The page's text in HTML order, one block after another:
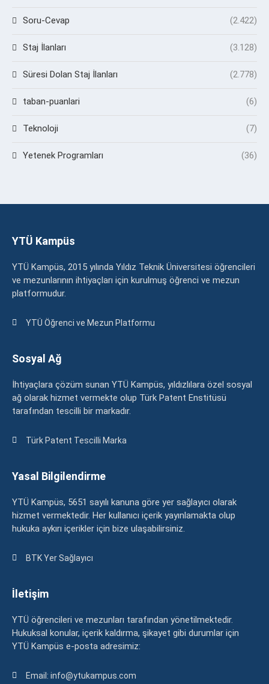
Soru-Cevap (2.422)
Staj İlanları (3.128)
Süresi Dolan Staj İlanları (2.778)
taban-puanlari (6)
Teknoloji (7)
Yetenek Programları (36)
YTÜ Kampüs
YTÜ Kampüs, 2015 yılında Yıldız Teknik Üniversitesi öğrencileri
ve mezunlarının ihtiyaçları için kurulmuş öğrenci ve mezun
platformudur.
YTÜ Öğrenci ve Mezun Platformu
Sosyal Ağ
İhtiyaçlara çözüm sunan YTÜ Kampüs, yıldızlılara özel sosyal
ağ olarak hizmet vermekte olup Türk Patent Enstitüsü
tarafından tescilli bir markadır.
Türk Patent Tescilli Marka
Yasal Bilgilendirme
YTÜ Kampüs, 5651 sayılı kanuna göre yer sağlayıcı olarak
hizmet vermektedir. Her kullanıcı içerik yayınlamakta olup
hukuka aykırı içerikler için bize ulaşabilirsiniz.
BTK Yer Sağlayıcı
İletişim
YTÜ öğrencileri ve mezunları tarafından yönetilmektedir.
Hukuksal konular, içerik kaldırma, şikayet gibi durumlar için
YTÜ Kampüs e-posta adresimiz:
Email: info@ytukampus.com